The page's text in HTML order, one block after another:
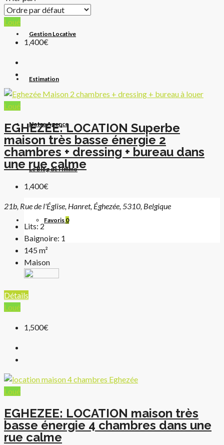
Gestion Locative
Estimation
Notre Agence
Le Blog de l’Immo
Favoris 0
Loué
1,400€
Loué
EGHEZEE: LOCATION Superbe
maison très basse énergie 2
chambres + dressing + bureau dans
une rue calme
1,400€
21b, Rue de l'Église, Hanret, Éghezée, 5310, Belgique
Lits: 2
Baignoire: 1
145m²
Maison
Détails
Loué
1,500€
Loué
EGHEZEE: LOCATION maison très
basse énergie 4 chambres dans une
rue calme